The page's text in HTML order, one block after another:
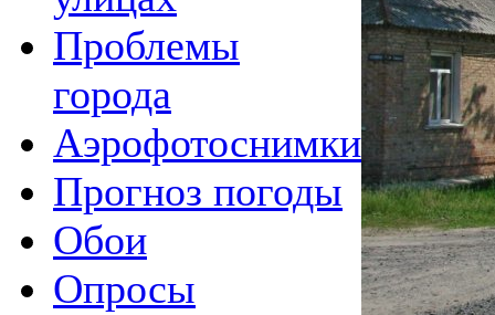
Проблемы
города
Аэрофотоснимки
Прогноз погоды
Обои
Опросы